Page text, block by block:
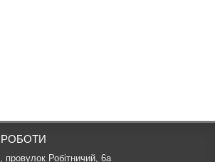
РОБОТИ
провулок Робітничий, 6а